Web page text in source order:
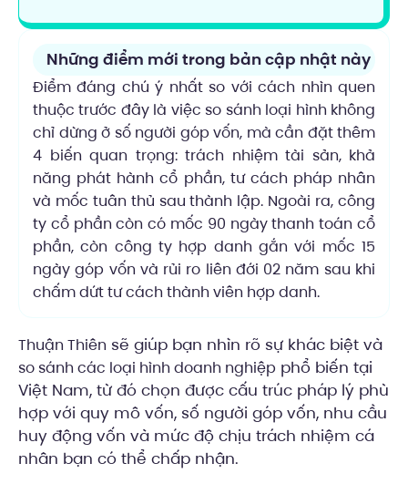
Những điểm mới trong bản cập nhật này
Điểm đáng chú ý nhất so với cách nhìn quen
thuộc trước đây là việc so sánh loại hình không
chỉ dừng ở số người góp vốn, mà cần đặt thêm
4 biến quan trọng: trách nhiệm tài sản, khả
năng phát hành cổ phần, tư cách pháp nhân
và mốc tuân thủ sau thành lập. Ngoài ra, công
ty cổ phần còn có mốc 90 ngày thanh toán cổ
phần, còn công ty hợp danh gắn với mốc 15
ngày góp vốn và rủi ro liên đới 02 năm sau khi
chấm dứt tư cách thành viên hợp danh.
Thuận Thiên sẽ giúp bạn nhìn rõ sự khác biệt và
so sánh các loại hình doanh nghiệp phổ biến tại
Việt Nam, từ đó chọn được cấu trúc pháp lý phù
hợp với quy mô vốn, số người góp vốn, nhu cầu
huy động vốn và mức độ chịu trách nhiệm cá
nhân bạn có thể chấp nhận.